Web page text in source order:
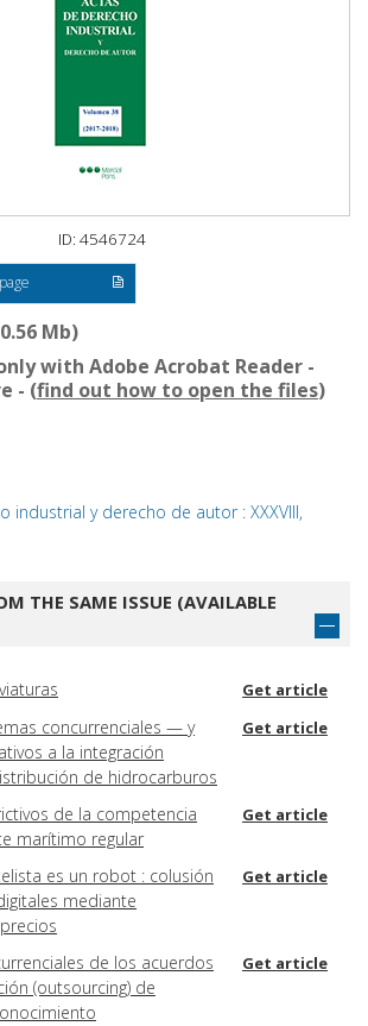
ID: 4546724
Mb)
with Adobe Acrobat Reader -
- (find out how to open the files)
industrial y derecho de autor : XXXVIII,
THE SAME ISSUE (AVAILABLE
Get article
concurrenciales — y
a la integración
de hidrocarburos
Get article
de la competencia
marítimo regular
Get article
es un robot : colusión
mediante
Get article
de los acuerdos
(outsourcing) de
Get article